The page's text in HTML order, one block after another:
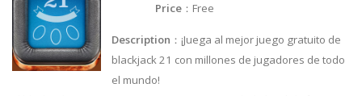
Price ：Free
Description ：¡Juega al mejor juego gratuito de
blackjack 21 con millones de jugadores de todo
el mundo!